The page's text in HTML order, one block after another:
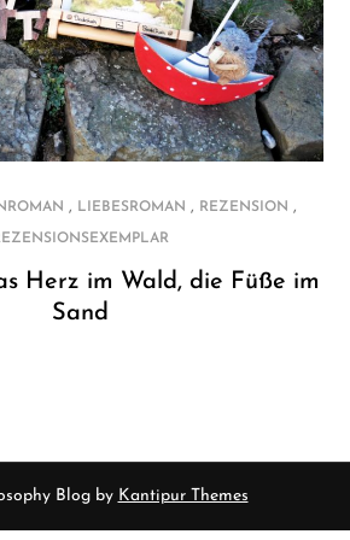
, LIEBESROMAN , REZENSION ,
Herz im Wald, die Füße im
Sand
Blog by Kantipur Themes